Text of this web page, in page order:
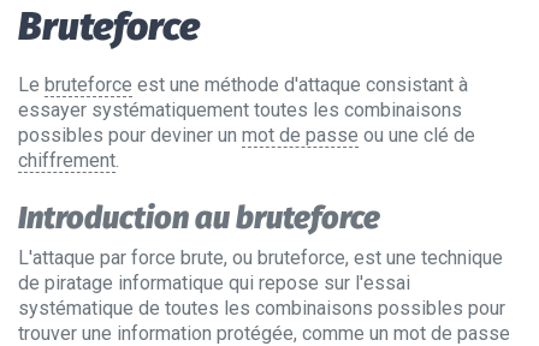
Bruteforce
Le bruteforce est une méthode d'attaque consistant à
essayer systématiquement toutes les combinaisons
possibles pour deviner un mot de passe ou une clé de
chiffrement.
Introduction au bruteforce
L'attaque par force brute, ou bruteforce, est une technique
de piratage informatique qui repose sur l'essai
systématique de toutes les combinaisons possibles pour
trouver une information protégée, comme un mot de passe